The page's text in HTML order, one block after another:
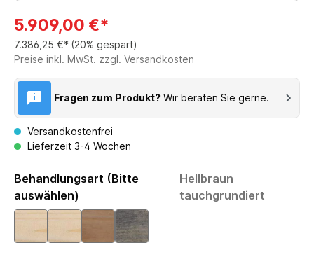
5.909,00 €*
7.386,25 €* (20% gespart)
Preise inkl. MwSt. zzgl. Versandkosten
Fragen zum Produkt? Wir beraten Sie gerne.
Versandkostenfrei
Lieferzeit 3-4 Wochen
Behandlungsart (Bitte
auswählen)
Hellbraun
tauchgrundiert